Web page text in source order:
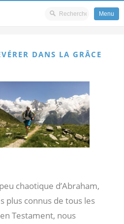
Menu
DANS LA GRÂCE
chaotique d’Abraham,
plus connus de tous les
Testament, nous